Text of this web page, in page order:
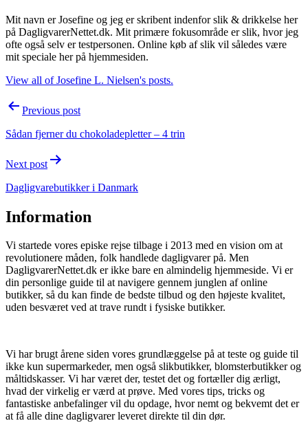
Mit navn er Josefine og jeg er skribent indenfor slik & drikkelse her
på DagligvarerNettet.dk. Mit primære fokusområde er slik, hvor jeg
ofte også selv er testpersonen. Online køb af slik vil således være
mit speciale her på hjemmesiden.
View all of Josefine L. Nielsen's posts.
PostPrevious post
Sådan fjerner du chokoladepletter – 4 trin
Next post
Dagligvarebutikker i Danmark
Information
Vi startede vores episke rejse tilbage i 2013 med en vision om at
revolutionere måden, folk handlede dagligvarer på. Men
DagligvarerNettet.dk er ikke bare en almindelig hjemmeside. Vi er
din personlige guide til at navigere gennem junglen af online
butikker, så du kan finde de bedste tilbud og den højeste kvalitet,
uden besværet ved at trave rundt i fysiske butikker.
Vi har brugt årene siden vores grundlæggelse på at teste og guide til
ikke kun supermarkeder, men også slikbutikker, blomsterbutikker og
måltidskasser. Vi har været der, testet det og fortæller dig ærligt,
hvad der virkelig er værd at prøve. Med vores tips, tricks og
fantastiske anbefalinger vil du opdage, hvor nemt og bekvemt det er
at få alle dine dagligvarer leveret direkte til din dør.